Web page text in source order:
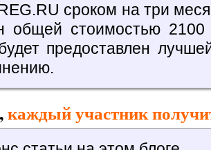
сроком на три
общей стоимостью
предоставлен
каждый участник